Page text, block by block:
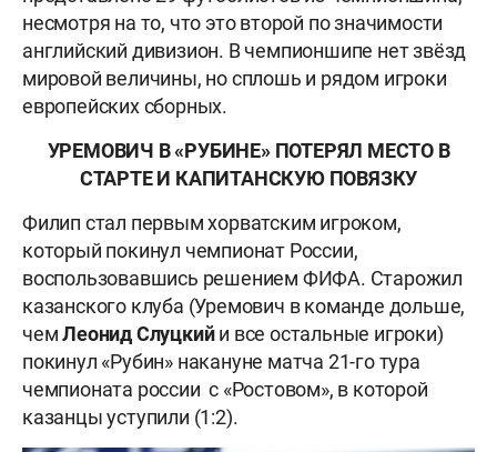
несмотря на то, что это второй по значимости
английский дивизион. В чемпионшипе нет звёзд
мировой величины, но сплошь и рядом игроки
европейских сборных.
УРЕМОВИЧ В «РУБИНЕ» ПОТЕРЯЛ МЕСТО В
СТАРТЕ И КАПИТАНСКУЮ ПОВЯЗКУ
Филип стал первым хорватским игроком,
который покинул чемпионат России,
воспользовавшись решением ФИФА. Старожил
казанского клуба (Уремович в команде дольше,
чемЛеонид Слуцкийи все остальные игроки)
покинул «Рубин» накануне матча 21-го тура
чемпионата россии с «Ростовом», в которой
казанцы уступили (1:2).